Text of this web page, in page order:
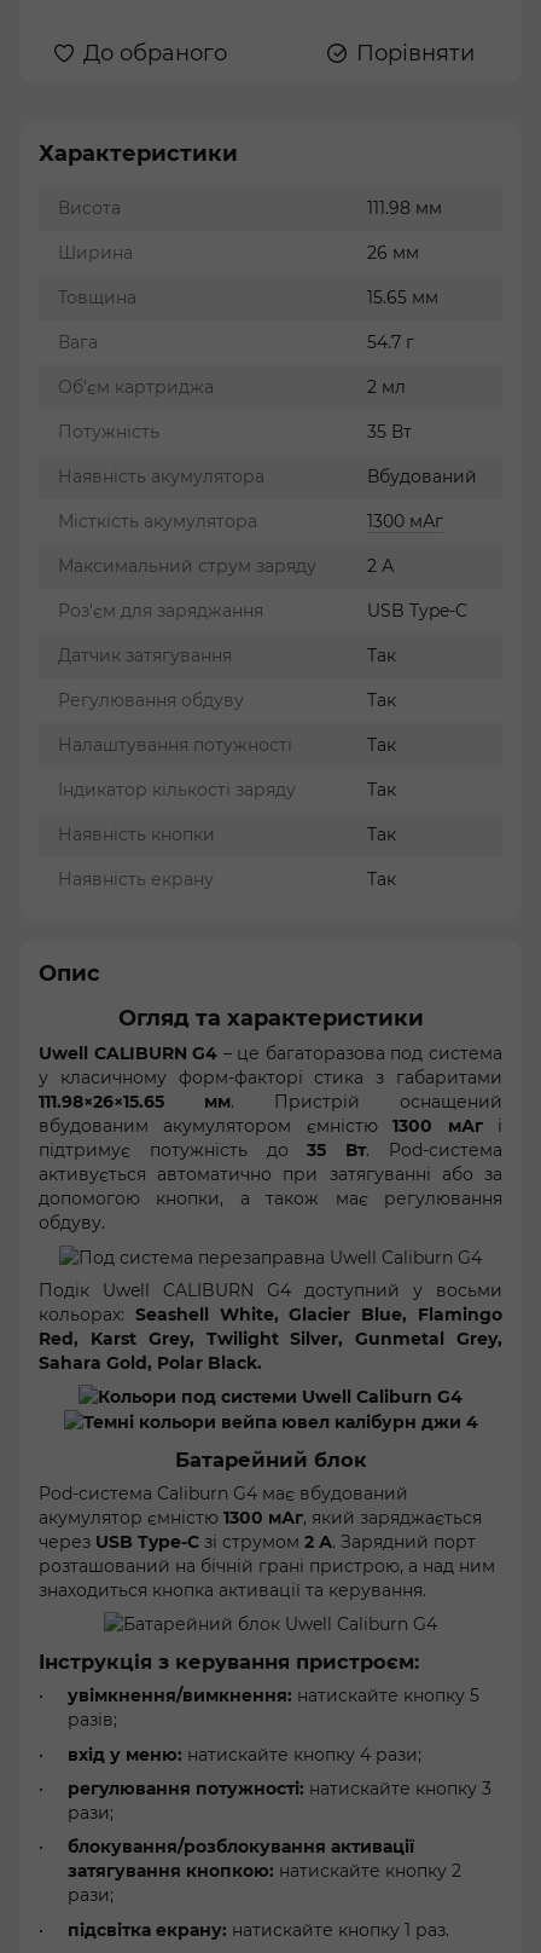
До обраного Порівняти
Характеристики
Висота 111.98 мм
Ширина 26 мм
Товщина 15.65 мм
Вага 54.7 г
Об'єм картриджа 2 мл
Потужність 35 Вт
Наявність акумулятора Вбудований
Місткість акумулятора 1300 мАг
Максимальний струм заряду 2 А
Роз'єм для заряджання USB Type-C
Датчик затягування Так
Регулювання обдуву Так
Налаштування потужності Так
Індикатор кількості заряду Так
Наявність кнопки Так
Наявність екрану Так
Опис
Огляд та характеристики
Uwell CALIBURN G4 – це багаторазова под система
у класичному форм-факторі стика з габаритами
111.98×26×15.65 мм. Пристрій оснащений
вбудованим акумулятором ємністю1300 мАгі
підтримує потужність до35 Вт. Pod-система
активується автоматично при затягуванні або за
допомогою кнопки, а також має регулювання
обдуву.
Подік Uwell CALIBURN G4 доступний у восьми
кольорах: Seashell White, Glacier Blue, Flamingo
Red, Karst Grey, Twilight Silver, Gunmetal Grey,
Sahara Gold, Polar Black.
Батарейний блок
Pod-система Caliburn G4 має вбудований
акумулятор ємністю 1300 мАг, який заряджається
через USB Type-C зі струмом 2 А. Зарядний порт
розташований на бічній грані пристрою, а над ним
знаходиться кнопка активації та керування.
Інструкція з керування пристроєм:
увімкнення/вимкнення: натискайте кнопку 5
разів;
вхід у меню: натискайте кнопку 4 рази;
регулювання потужності: натискайте кнопку 3
рази;
блокування/розблокування активації
затягування кнопкою: натискайте кнопку 2
рази;
підсвітка екрану: натискайте кнопку 1 раз.